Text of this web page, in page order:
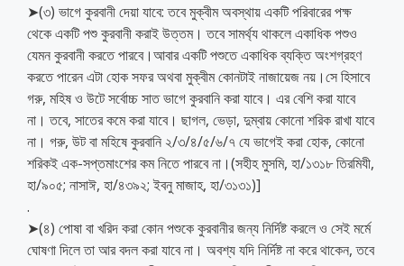
➤(৩) ভাগে কুরবানী দেয়া যাবে: তবে মুক্বীম অবস্থায় একটি পরিবারের পক্ষ
থেকে একটি পশু কুরবানী করাই উত্তম। তবে সামর্থ্য থাকলে একাধিক পশুও
যেমন কুরবানী করতে পারবে।আবার একটি পশুতে একাধিক ব্যক্তি অংশগ্রহণ
করতে পারেন এটা হোক সফর অথবা মুক্বীম কোনটাই নাজায়েজ নয়।সে হিসাবে
গরু, মহিষ ও উটে সর্বোচ্চ সাত ভাগে কুরবানি করা যাবে। এর বেশি করা যাবে
না। তবে, সাতের কমে করা যাবে। ছাগল, ভেড়া, দুম্বায় কোনো শরিক রাখা যাবে
না। গরু, উট বা মহিষে কুরবানি ২/৩/৪/৫/৬/৭ যে ভাগেই করা হোক, কোনো
শরিকই এক-সপ্তমাংশের কম নিতে পারবে না।(সহীহ মুসমি, হা/১৩১৮ তিরমিযী,
হা/৯০৫; নাসাঈ, হা/৪৩৯২; ইবনু মাজাহ, হা/৩১৩১)]
.
➤(৪) পোষা বা খরিদ করা কোন পশুকে কুরবানীর জন্য নির্দিষ্ট করলে ও সেই মর্মে
ঘোষণা দিলে তা আর বদল করা যাবে না। অবশ্য যদি নির্দিষ্ট না করে থাকেন, তবে